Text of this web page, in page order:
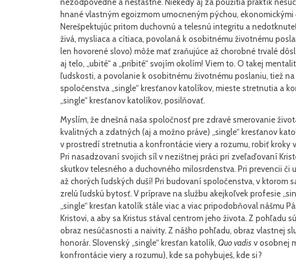
nezodpovedne a nešťastne. Niekedy aj za použitia praktík
hnané vlastným egoizmom umocneným pýchou,
Nerešpektujúc pritom duchovnú a telesnú integritu a
živá, mysliaca a cítiaca, povolaná k osobitnému životnému
len hovorené slovo) môže mať zraňujúce až chorobné trvalé
aj telo, „ubité“ a „pribité“ svojím okolím! Viem to. O takej
ľudskosti, a povolanie k osobitnému životnému poslaniu, tiež
spoločenstva „single“ kresťanov katolíkov, mieste stretnutia a
„single“ kresťanov katolíkov, posilňovať.
Myslím, že dnešná naša spoločnosť pre zdravé smerovanie
kvalitných a zdatných (aj a možno práve) „single“ kresťanov
v prostredí stretnutia a konfrontácie viery a rozumu, robiť kroky
Pri nasadzovaní svojich síl v nezištnej práci pri zveľaďovaní
skutkov telesného a duchovného milosrdenstva. Pri prevencii či
až chorých ľudských duší! Pri budovaní spoločenstva, v ktorom
zrelú ľudskú bytosť. V príprave na službu akejkoľvek profesie
„single“ kresťan katolík stále viac a viac pripodobňoval nášmu
Kristovi, a aby sa Kristus stával centrom jeho života. Z pohľadu
obraz nesúčasnosti a naivity. Z nášho pohľadu, obraz vlastnej
honorár. Slovenský „single“ kresťan katolík, Quo vadis v osobnej
konfrontácie viery a rozumu), kde sa pohybuješ, kde si?